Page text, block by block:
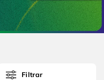
Filtrar